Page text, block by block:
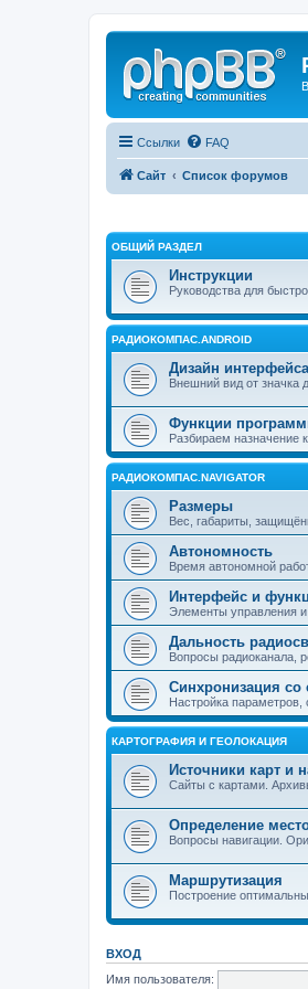
Ссылки FAQ
Сайт Список форумов
ОБЩИЙ РАЗДЕЛ
Инструкции
Руководства для
РАДИОКОМПАС.ANDROID
Дизайн интерфейса
Внешний вид от значка
Функции
Разбираем назначение
РАДИОКОМПАС.NAVIGATOR
Размеры
Вес, габариты,
Автономность
Время автономной
Интерфейс и
Элементы управления
Дальность
Вопросы радиоканала,
Синхронизация
Настройка параметров,
КАРТОГРАФИЯ И ГЕОЛОКАЦИЯ
Источники карт и
Сайты с картами.
Определение
Вопросы навигации.
Маршрутизация
Построение
ВХОД
Имя пользователя: